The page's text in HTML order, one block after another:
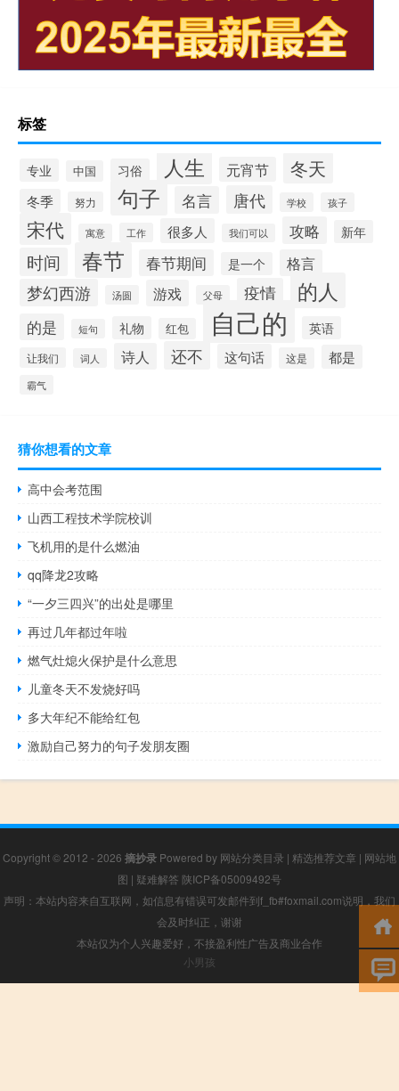
标签
专业 中国 习俗 人生 元宵节 冬天
冬季 努力 句子 名言 唐代 学校 孩子
宋代 寓意 工作 很多人 我们可以 攻略 新年
时间 春节 春节期间 是一个 格言
梦幻西游 汤圆 游戏 父母 疫情 的人
的是 短句 礼物 红包 自己的 英语
让我们 词人 诗人 还不 这句话 这是 都是
霸气
猜你想看的文章
高中会考范围
山西工程技术学院校训
飞机用的是什么燃油
qq降龙2攻略
“一夕三四兴”的出处是哪里
再过几年都过年啦
燃气灶熄火保护是什么意思
儿童冬天不发烧好吗
多大年纪不能给红包
激励自己努力的句子发朋友圈
Copyright © 2012 - 2026 摘抄录 Powered by 网站分类目录 | 精选推荐文章 | 网站地
图 | 疑难解答 陕ICP备05009492号
声明：本站内容来自互联网，如信息有错误可发邮件到f_fb#foxmail.com说明，我们
会及时纠正，谢谢
本站仅为个人兴趣爱好，不接盈利性广告及商业合作
小男孩